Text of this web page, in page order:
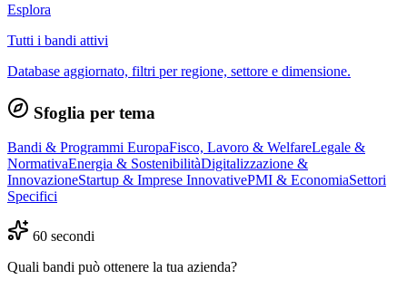
Esplora
Tutti i bandi attivi
Database aggiornato, filtri per regione, settore e dimensione.
Sfoglia per tema
Bandi & Programmi EuropaFisco, Lavoro & WelfareLegale &
NormativaEnergia & SostenibilitàDigitalizzazione &
InnovazioneStartup & Imprese InnovativePMI & EconomiaSettori
Specifici
60 secondi
Quali bandi può ottenere la tua azienda?